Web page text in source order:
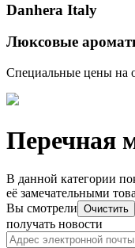
Danhera Italy
Люксовые
Специальные цены на
Перечная
В данной категории
её замечательными
Вы смотрели Очистить
получать новости